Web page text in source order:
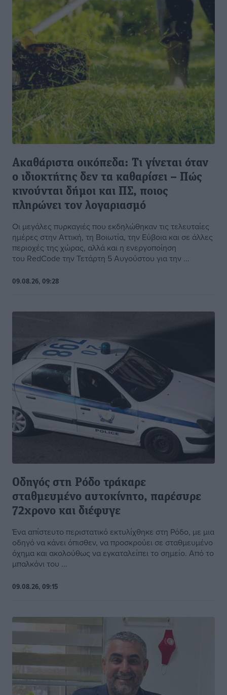
Ακαθάριστα οικόπεδα: Τι γίνεται όταν
ο ιδιοκτήτης δεν τα καθαρίσει – Πώς
κινούνται δήμοι και ΠΣ, ποιος
πληρώνει τον λογαριασμό
Οι μεγάλες πυρκαγιές που εκδηλώθηκαν τις τελευταίες
ημέρες στην Αττική, τη Βοιωτία, την Εύβοια και σε άλλες
περιοχές της χώρας, αλλά και η ενεργοποίηση
του RedCode την Τετάρτη 5 Αυγούστου για την ...
09.08.26, 09:28
Οδηγός στη Ρόδο τράκαρε
σταθμευμένο αυτοκίνητο, παρέσυρε
72χρονο και διέφυγε
Ένα απίστευτο περιστατικό εκτυλίχθηκε στη Ρόδο, με μια
οδηγό να κάνει όπισθεν, να προσκρούει σε σταθμευμένο
όχημα και ακολούθως να εγκαταλείπει το σημείο. Από το
μπαλκόνι του ...
09.08.26, 09:15